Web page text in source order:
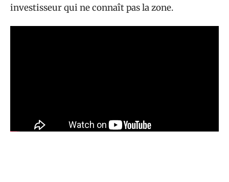
investisseur qui ne connaît pas la zone.